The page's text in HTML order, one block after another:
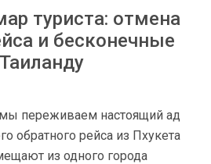
туриста: отмена
и бесконечные
переживаем настоящий ад
обратного рейса из Пхукета
из одного города